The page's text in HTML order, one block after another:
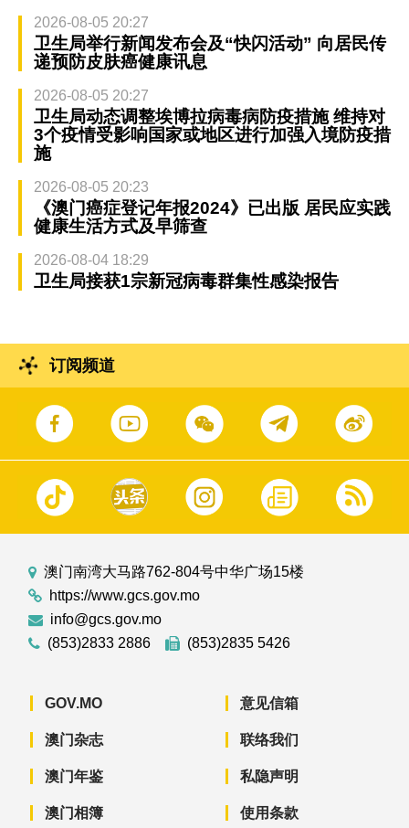
2026-08-05 20:27
卫生局举行新闻发布会及“快闪活动” 向居民传
递预防皮肤癌健康讯息
2026-08-05 20:27
卫生局动态调整埃博拉病毒病防疫措施 维持对
3个疫情受影响国家或地区进行加强入境防疫措
施
2026-08-05 20:23
《澳门癌症登记年报2024》已出版 居民应实践
健康生活方式及早筛查
2026-08-04 18:29
卫生局接获1宗新冠病毒群集性感染报告
订阅频道
澳门南湾大马路762-804号中华广场15楼
https://www.gcs.gov.mo
info@gcs.gov.mo
(853)2833 2886
(853)2835 5426
GOV.MO
澳门杂志
澳门年鉴
澳门相簿
意见信箱
联络我们
私隐声明
使用条款